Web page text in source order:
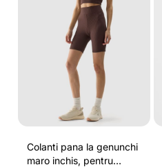
Colanti pana la genunchi
maro inchis, pentru